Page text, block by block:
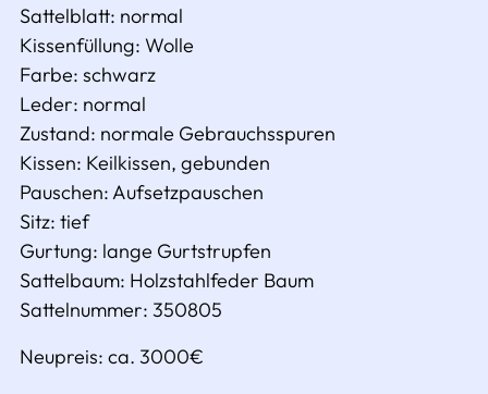
Sattelblatt: normal
Kissenfüllung: Wolle
Farbe: schwarz
Leder: normal
Zustand: normale Gebrauchsspuren
Kissen: Keilkissen, gebunden
Pauschen:Aufsetzpauschen
Sitz: tief
Gurtung: lange Gurtstrupfen
Sattelbaum: Holzstahlfeder Baum
Sattelnummer: 350805
Neupreis: ca. 3000€